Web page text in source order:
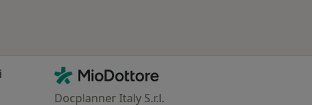
Contatti
MioDottore - Homepage
Docplanner Italy S.r.l.